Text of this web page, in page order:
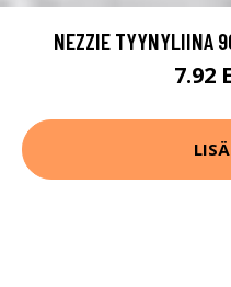
NEZZIE TYYNYLIINA
7.92